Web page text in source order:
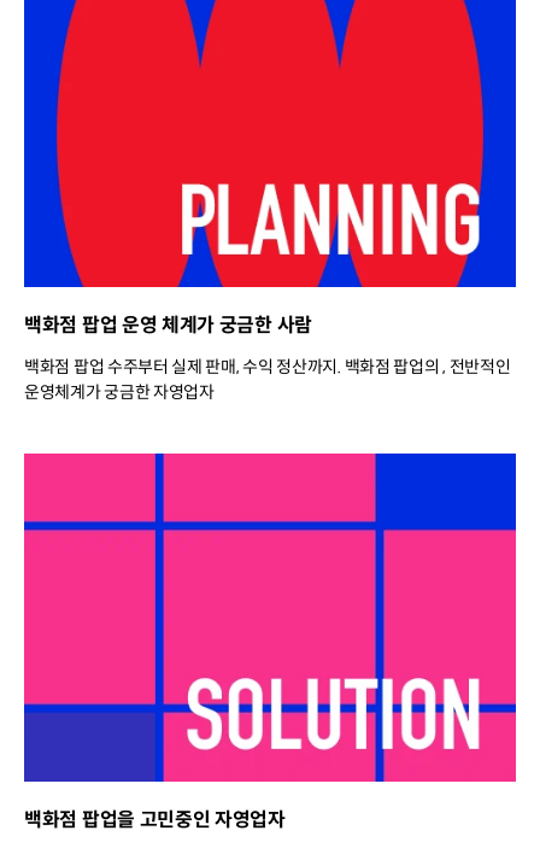
백화점 팝업 운영 체계가 궁금한 사람
백화점 팝업 수주부터 실제 판매, 수익 정산까지. 백화점 팝업의 , 전반적인
운영체계가 궁금한 자영업자
백화점 팝업을 고민중인 자영업자